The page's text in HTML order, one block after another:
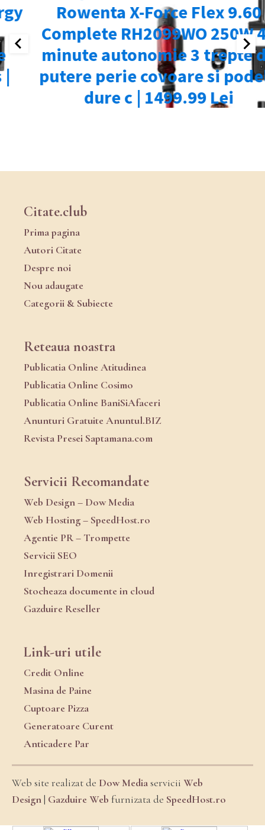
Citate.club
Prima pagina
Autori Citate
Despre noi
Nou adaugate
Categorii & Subiecte
Reteaua noastra
Publicatia Online Atitudinea
Publicatia Online Cosimo
Publicatia Online BaniSiAfaceri
Anunturi Gratuite Anuntul.BIZ
Revista Presei Saptamana.com
Servicii Recomandate
Web Design – Dow Media
Web Hosting – SpeedHost.ro
Agentie PR – Trompette
Servicii SEO
Inregistrari Domenii
Stocheaza documente in cloud
Gazduire Reseller
Link-uri utile
Credit Online
Masina de Paine
Cuptoare Pizza
Generatoare Curent
Anticadere Par
Web site realizat de Dow Mediaservicii Web
Design| Gazduire Web furnizata de SpeedHost.ro